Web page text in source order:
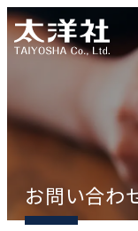
お問い合わ